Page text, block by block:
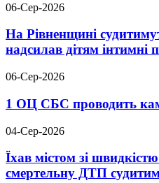
06-Сер-2026
На Рівненщині
надсилав дітям інтимні
06-Сер-2026
1 ОЦ СБС проводить
04-Сер-2026
Їхав містом зі
смертельну ДТП